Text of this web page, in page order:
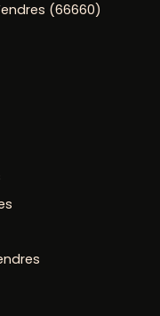
(66660)